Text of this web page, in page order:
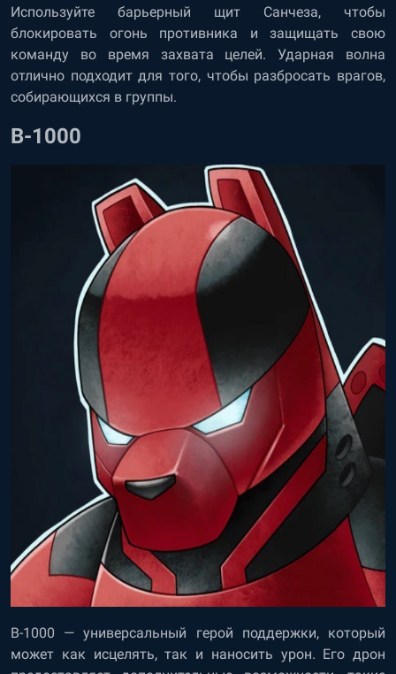
Используйте барьерный щит Санчеза, чтобы
блокировать огонь противника и защищать свою
команду во время захвата целей. Ударная волна
отлично подходит для того, чтобы разбросать врагов,
собирающихся в группы.
B-1000
B-1000 — универсальный герой поддержки, который
может как исцелять, так и наносить урон. Его дрон